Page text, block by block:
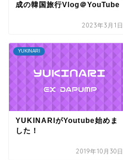
成の韓国旅行Vlog＠YouTube
2023年3月1日
YUKINARI
YUKINARIがYoutube始めま
した！
2019年10月30日